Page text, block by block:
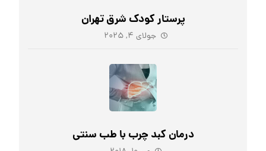
پرستار کودک شرق تهران
جولای ۴, ۲۰۲۵
درمان کبد چرب با طب سنتی